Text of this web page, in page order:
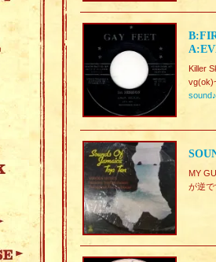
Killer
sound♪
MY
が逆で